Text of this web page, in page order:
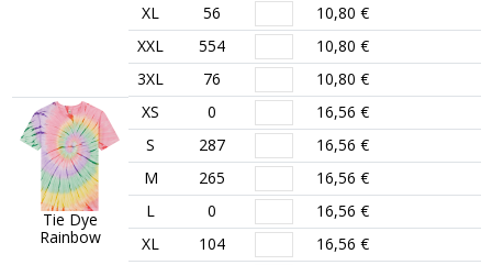
XL
56
10,80 €
XXL
554
10,80 €
3XL
76 10,80 €
Tie Dye
Rainbow
XS 0
16,56 €
S
287
16,56 €
M
265
16,56 €
L
0
16,56 €
XL
104
16,56 €